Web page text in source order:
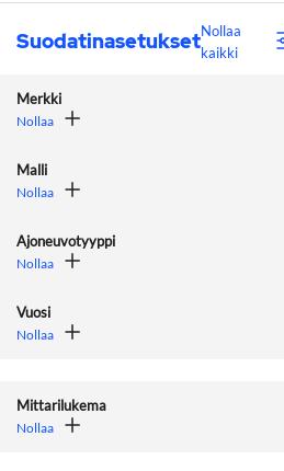
SuodatinasetuksetNollaa
kaikki
Merkki
Nollaa
Malli
Nollaa
Ajoneuvotyyppi
Nollaa
Vuosi
Nollaa
Mittarilukema
Nollaa